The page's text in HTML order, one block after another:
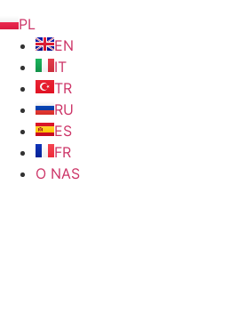
PL
EN
IT
TR
RU
ES
FR
O NAS